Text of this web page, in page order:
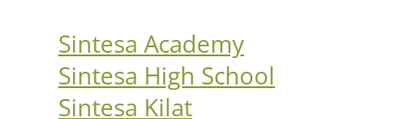
Sintesa Academy
Sintesa High School
Sintesa Kilat